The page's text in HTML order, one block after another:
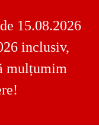
15.08.2026
inclusiv,
mulțumim